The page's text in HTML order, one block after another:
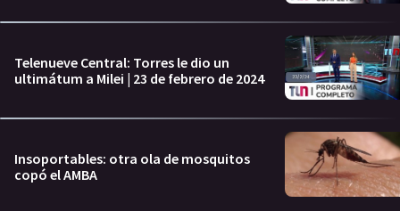
Telenueve Central: Torres le dio un
ultimátum a Milei | 23 de febrero de 2024
Insoportables: otra ola de mosquitos
copó el AMBA